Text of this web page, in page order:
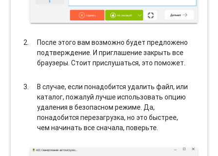
После этого вам возможно будет предложено
подтверждение. И приглашение закрыть все
браузеры. Стоит прислушаться, это поможет.
В случае, если понадобится удалить файл, или
каталог, пожалуй лучше использовать опцию
удаления в безопасном режиме. Да,
понадобится перезагрузка, но это быстрее,
чем начинать все сначала, поверьте.